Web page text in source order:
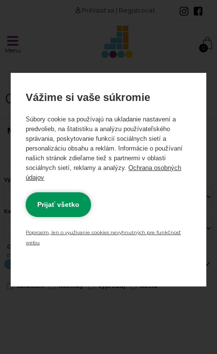
Prihlásiť sa | Registrovať
Menu 0
OBLEČENIE / ŠILTOVKY
NAJPREDÁVANEJŠIE
Výrobca:
Kategória:
Cena od - do:
0 €
Skladom Novinky Výpredaj Akcia
INLINE KORČULE
Korčule
Kolieska
Ložiská a spacery
Rámy
Vložky, linery
Náhradné diely
Vážime si vaše súkromie
Súbory cookie sa používajú na ukladanie nastavení a
predvolieb, na štatistiku a analýzu používateľského
správania, poskytovanie funkcií sociálnych sietí a
personalizáciu obsahu a reklám. Informácie o používaní
našich stránok zdieľame tiež s partnermi v oblasti
sociálnych sietí, reklamy a analýzy.Ochrana osobných
údajov
Prijať všetko
Poprosím, len o využívanie cookies nevyhnutných pre funkčnosť
webu